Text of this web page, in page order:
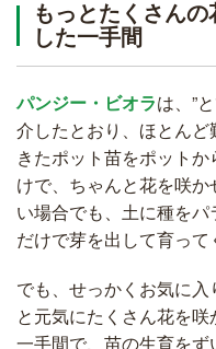
もっとたくさん
した一手間
パンジー・ビオラは、”
介したとおり、ほとん
きたポット苗をポット
けで、ちゃんと花を咲
い場合でも、土に種をパ
だけで芽を出して育って
でも、せっかくお気に
と元気にたくさん花を
一手間で、苗の生育を